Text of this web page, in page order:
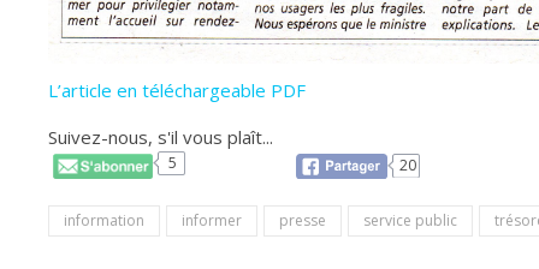
L’article en téléchargeable PDF
Suivez-nous, s'il vous plaît...
5 20
information informer presse service public